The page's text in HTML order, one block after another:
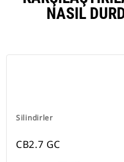
NASIL
Silindirler
CB2.7 GC